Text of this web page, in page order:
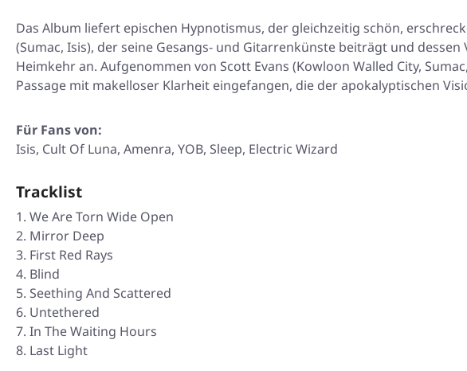
Das Album liefert epischen Hypnotismus, der gleichzeitig schön,
(Sumac, Isis), der seine Gesangs- und Gitarrenkünste beiträgt und
Heimkehr an. Aufgenommen von Scott Evans (Kowloon Walled City,
Passage mit makelloser Klarheit eingefangen, die der apokalyptischen
Für Fans von:
Isis, Cult Of Luna, Amenra, YOB, Sleep, Electric Wizard
Tracklist
We Are Torn Wide Open
Mirror Deep
First Red Rays
Blind
Seething And Scattered
Untethered
In The Waiting Hours
Last Light